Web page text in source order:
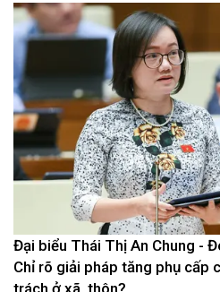
Đại biểu Thái Thị An Chung -
Chỉ rõ giải pháp tăng phụ cấp